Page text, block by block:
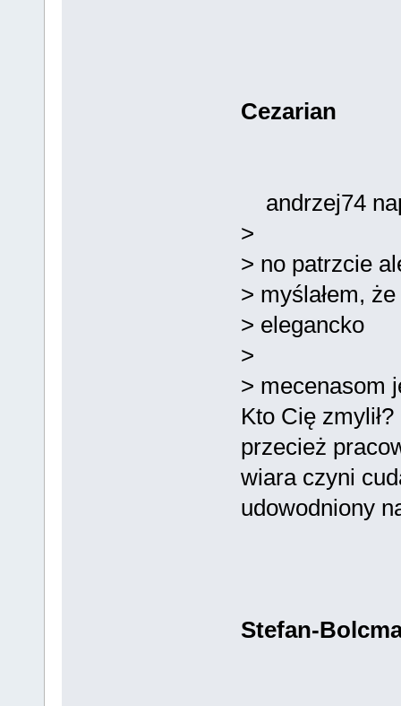
Cezarian
andrzej74
>
> no patrzcie
> myślałem,
> elegancko
>
> mecenasom
Kto Cię
przecież
wiara czyni
udowodniony
Stefan-